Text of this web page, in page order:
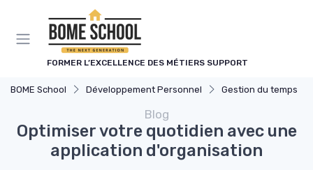
FORMER L’EXCELLENCE DES MÉTIERS SUPPORT
BOME School Développement Personnel Gestion du temps
Blog
Optimiser votre quotidien avec une
application d'organisation
Panneau de gestion des cookies